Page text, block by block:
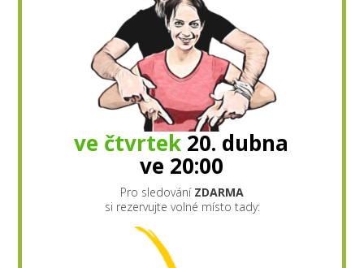
ve čtvrtek 20. dubna
ve 20:00
Pro sledování ZDARMA
si rezervujte volné místo tady: